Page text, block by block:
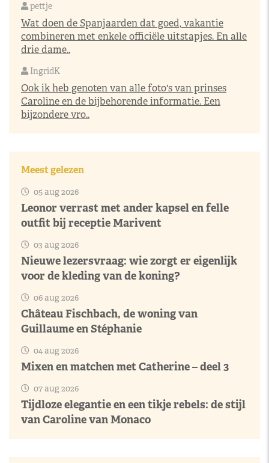
pettje
Wat doen de Spanjaarden dat goed, vakantie
combineren met enkele officiële uitstapjes. En alle
drie dame..
IngridK
Ook ik heb genoten van alle foto's van prinses
Caroline en de bijbehorende informatie. Een
bijzondere vro..
Meest gelezen
05 aug 2026
Leonor verrast met ander kapsel en felle
outfit bij receptie Marivent
03 aug 2026
Nieuwe lezersvraag: wie zorgt er eigenlijk
voor de kleding van de koning?
06 aug 2026
Château Fischbach, de woning van
Guillaume en Stéphanie
04 aug 2026
Mixen en matchen met Catherine – deel 3
07 aug 2026
Tijdloze elegantie en een tikje rebels: de stijl
van Caroline van Monaco